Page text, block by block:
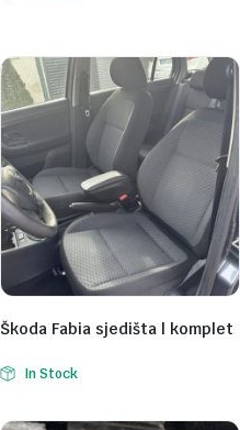
Škoda Fabia sjedišta | komplet
In Stock